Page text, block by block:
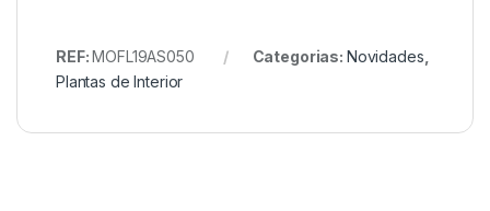
REF:MOFL19AS050 Categorias: Novidades
Plantas de Interior